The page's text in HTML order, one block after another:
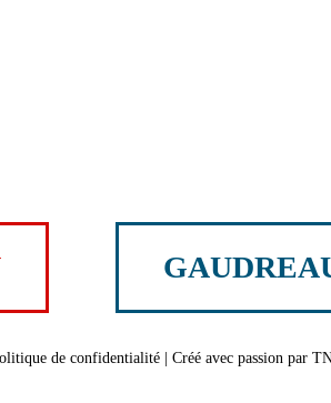
de confidentialité| Créé avec passion par